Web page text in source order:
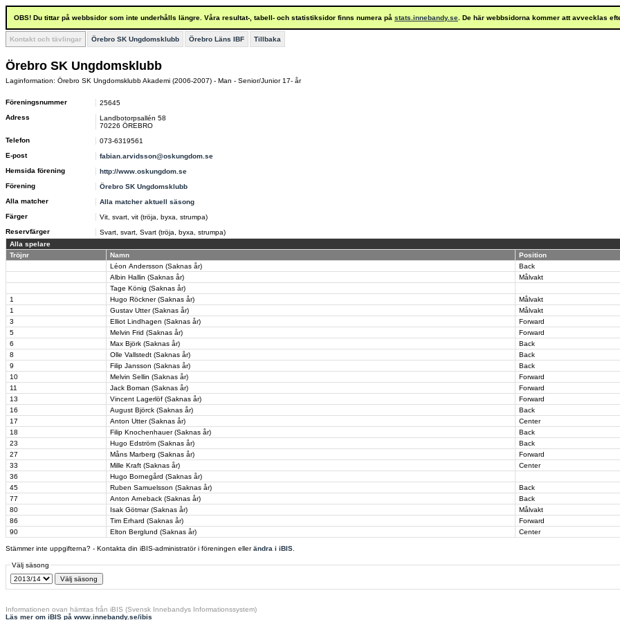
OBS! Du tittar på webbsidor som inte underhålls längre. Våra resultat-, tabell- och statistiksidor finns numera på stats.innebandy.se . De här webbsidorna kommer att avvecklas
Kontakt och tävlingar Örebro SK Ungdomsklubb Örebro Läns IBF Tillbaka
Örebro SK Ungdomsklubb
Laginformation: Örebro SK Ungdomsklubb Akademi (2006-2007) - Man - Senior/Junior 17- år
Föreningsnummer
25645
Adress
Landbotorpsallén 58
70226 ÖREBRO
Telefon
073-6319561
E-post
fabian.arvidsson@oskungdom.se
Hemsida förening
http://www.oskungdom.se
Förening
Örebro SK Ungdomsklubb
Alla matcher
Alla matcher aktuell säsong
Färger
Vit, svart, vit (tröja, byxa, strumpa)
Reservfärger
Svart, svart, Svart (tröja, byxa, strumpa)
Alla spelare
Tröjnr
Namn
Position
Léon Andersson (Saknas år)
Back
Albin Hallin (Saknas år)
Målvakt
Tage König (Saknas år)
1
Hugo Röckner (Saknas år)
Målvakt
1
Gustav Utter (Saknas år)
Målvakt
3
Elliot Lindhagen (Saknas år)
Forward
5
Melvin Frid (Saknas år)
Forward
6
Max Björk (Saknas år)
Back
8
Olle Vallstedt (Saknas år)
Back
9
Filip Jansson (Saknas år)
Back
10
Melvin Sellin (Saknas år)
Forward
11
Jack Boman (Saknas år)
Forward
13
Vincent Lagerlöf (Saknas år)
Forward
16
August Björck (Saknas år)
Back
17
Anton Utter (Saknas år)
Center
18
Filip Knochenhauer (Saknas år)
Back
23
Hugo Edström (Saknas år)
Back
27
Måns Marberg (Saknas år)
Forward
33
Mille Kraft (Saknas år)
Center
36
Hugo Bornegård (Saknas år)
45
Ruben Samuelsson (Saknas år)
Back
77
Anton Arneback (Saknas år)
Back
80
Isak Götmar (Saknas år)
Målvakt
86
Tim Erhard (Saknas år)
Forward
90
Elton Berglund (Saknas år) Center
Stämmer inte uppgifterna? - Kontakta din iBIS-administratör i föreningen ellerändra i iBIS
Välj säsong
Informationen ovan hämtas från iBIS (Svensk Innebandys Informationssystem)
Läs mer om iBIS på www.innebandy.se/ibis